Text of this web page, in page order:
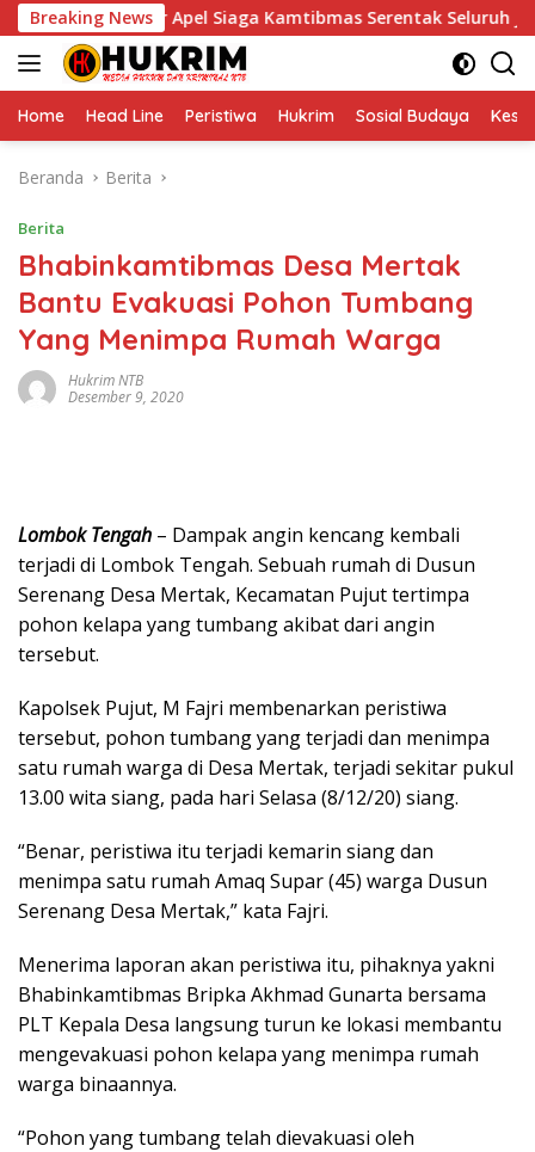
Langsung
ke
konten
Breaking News
Gelar Apel Siaga Kamtibmas Serentak Seluruh Jajaran
Home Head Line Peristiwa Hukrim Sosial Budaya
Beranda Berita
Berita
Bhabinkamtibmas Desa Mertak
Bantu Evakuasi Pohon Tumbang
Yang Menimpa Rumah Warga
Hukrim NTB
Desember 9, 2020
Lombok Tengah – Dampak angin kencang kembali
terjadi di Lombok Tengah. Sebuah rumah di Dusun
Serenang Desa Mertak, Kecamatan Pujut tertimpa
pohon kelapa yang tumbang akibat dari angin
tersebut.
Kapolsek Pujut, M Fajri membenarkan peristiwa
tersebut, pohon tumbang yang terjadi dan menimpa
satu rumah warga di Desa Mertak, terjadi sekitar pukul
13.00 wita siang, pada hari Selasa (8/12/20) siang.
“Benar, peristiwa itu terjadi kemarin siang dan
menimpa satu rumah Amaq Supar (45) warga Dusun
Serenang Desa Mertak,” kata Fajri.
Menerima laporan akan peristiwa itu, pihaknya yakni
Bhabinkamtibmas Bripka Akhmad Gunarta bersama
PLT Kepala Desa langsung turun ke lokasi membantu
mengevakuasi pohon kelapa yang menimpa rumah
warga binaannya.
“Pohon yang tumbang telah dievakuasi oleh